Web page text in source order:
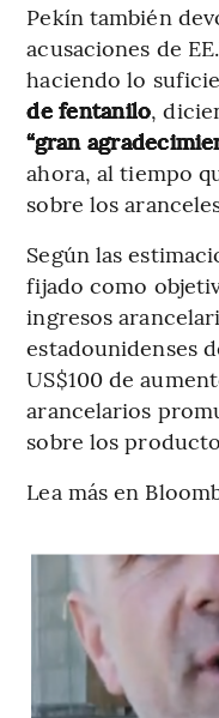
Pekín también
acusaciones de
haciendo lo
de fentanilo,
“gran
ahora, al tiempo
sobre los
Según las
fijado como
ingresos
estadounidenses
US$100 de
arancelarios
sobre los
Lea más en